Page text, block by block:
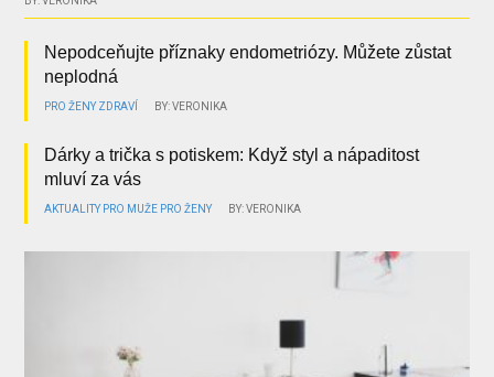
Nepodceňujte příznaky endometriózy. Můžete zůstat
neplodná
PRO ŽENY ZDRAVÍ BY: VERONIKA
Dárky a trička s potiskem: Když styl a nápaditost
mluví za vás
AKTUALITY PRO MUŽE PRO ŽENY BY: VERONIKA